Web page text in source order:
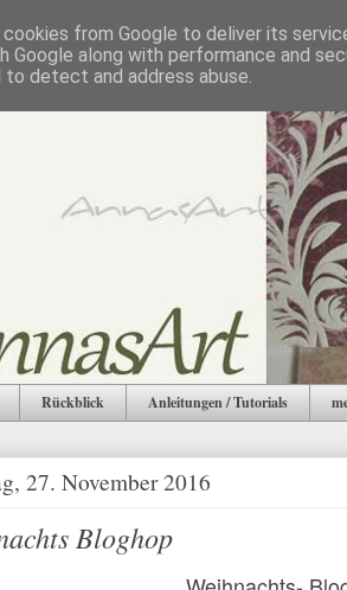
Rückblick Anleitungen / Tutorials
27. November 2016
Bloghop
from Google to deliver its
Google along with performance and
detect and address abuse.